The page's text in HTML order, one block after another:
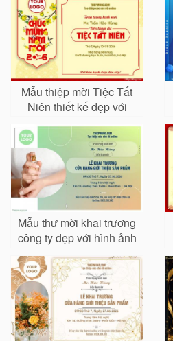
Mẫu thiệp mời Tiệc Tất
Niên thiết kế đẹp với
chim én và hoa mai
Mẫu thư mời khai trương
công ty đẹp với hình ảnh
của bạn